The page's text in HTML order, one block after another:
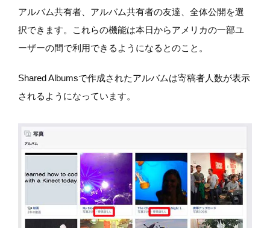
アルバム共有者、アルバム共有者の友達、全体公開を選
択できます。これらの機能は本日からアメリカの一部ユ
ーザーの間で利用できるようになるとのこと。
Shared Albumsで作成されたアルバムは寄稿者人数が表示
されるようになっています。